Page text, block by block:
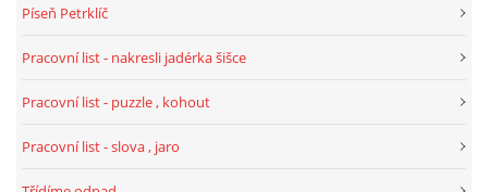
MOTIVAČNÍ CITÁTY PRO UČITELE
POZITIVNÍ AFIRMACE PRO DĚTI
Píseň Petrklíč
Pracovní list - nakresli jadérka šišce
Pracovní list - puzzle , kohout
Pracovní list - slova , jaro